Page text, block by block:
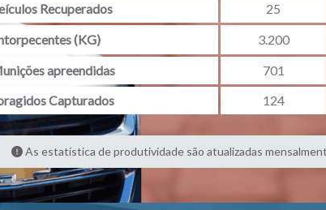
Recuperados 25
(KG)
3.200
apreendidas
701
Capturados
124
As estatística de produtividade são atualizadas